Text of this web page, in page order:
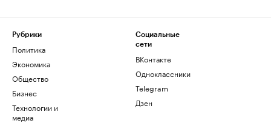
Рубрики
Политика
Экономика
Общество
Бизнес
Технологии и
медиа
Социальные
сети
ВКонтакте
Одноклассники
Telegram
Дзен